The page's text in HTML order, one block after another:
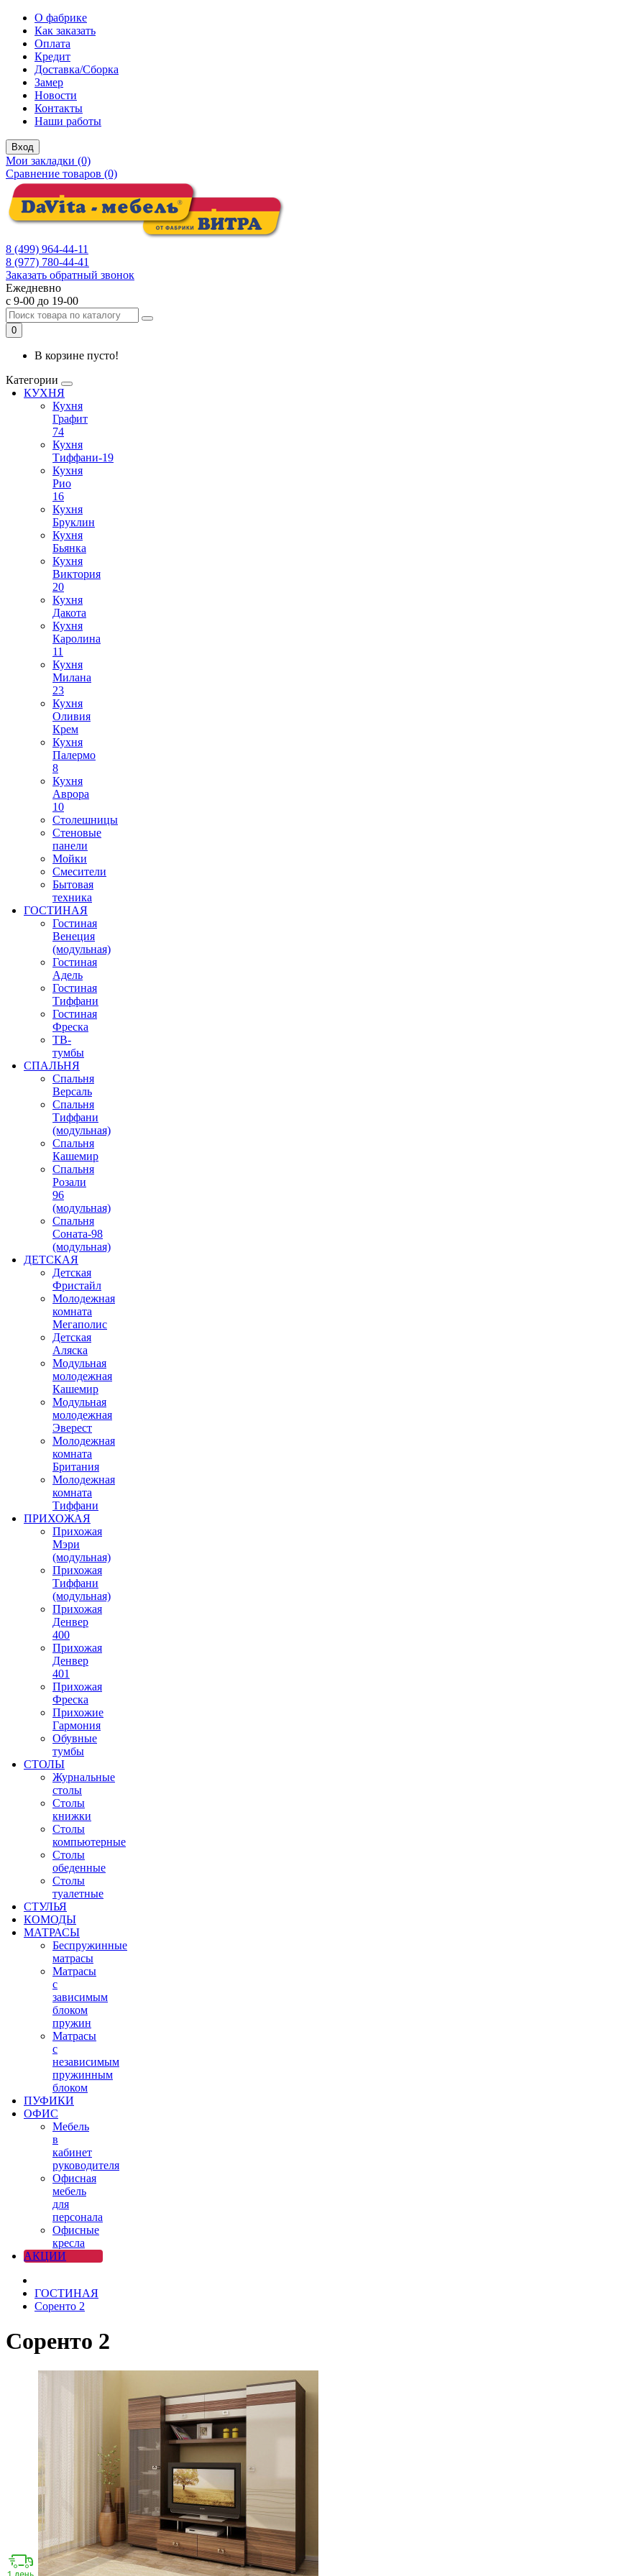
О фабрике
Как заказать
Оплата
Кредит
Доставка/Сборка
Замер
Новости
Контакты
Наши работы
Вход
Мои закладки (0)
Сравнение товаров (0)
8 (499) 964-44-11
8 (977) 780-44-41
Заказать обратный звонок
Ежедневно
с 9-00 до 19-00
0
В корзине пусто!
Категории
КУХНЯ
Кухня
Графит
74
Кухня
Тиффани-19
Кухня
Рио
16
Кухня
Бруклин
Кухня
Бьянка
Кухня
Виктория
20
Кухня
Дакота
Кухня
Каролина
11
Кухня
Милана
23
Кухня
Оливия
Крем
Кухня
Палермо
8
Кухня
Аврора
10
Столешницы
Стеновые
панели
Мойки
Смесители
Бытовая
техника
ГОСТИНАЯ
Гостиная
Венеция
(модульная)
Гостиная
Адель
Гостиная
Тиффани
Гостиная
Фреска
ТВ-
тумбы
СПАЛЬНЯ
Спальня
Версаль
Спальня
Тиффани
(модульная)
Спальня
Кашемир
Спальня
Розали
96
(модульная)
Спальня
Соната-98
(модульная)
ДЕТСКАЯ
Детская
Фристайл
Молодежная
комната
Мегаполис
Детская
Аляска
Модульная
молодежная
Кашемир
Модульная
молодежная
Эверест
Молодежная
комната
Британия
Молодежная
комната
Тиффани
ПРИХОЖАЯ
Прихожая
Мэри
(модульная)
Прихожая
Тиффани
(модульная)
Прихожая
Денвер
400
Прихожая
Денвер
401
Прихожая
Фреска
Прихожие
Гармония
Обувные
тумбы
СТОЛЫ
Журнальные
столы
Столы
книжки
Столы
компьютерные
Столы
обеденные
Столы
туалетные
СТУЛЬЯ
КОМОДЫ
МАТРАСЫ
Беспружинные
матрасы
Матрасы
с
зависимым
блоком
пружин
Матрасы
с
независимым
пружинным
блоком
ПУФИКИ
ОФИС
Мебель
в
кабинет
руководителя
Офисная
мебель
для
персонала
Офисные
кресла
АКЦИИ
ГОСТИНАЯ
Соренто 2
Соренто 2